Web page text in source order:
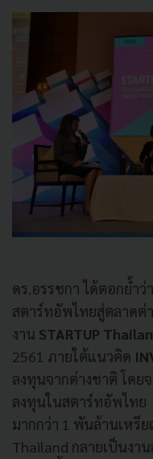
ดร.อรรชกา ได้ตอกย้ำ
สตาร์ทอัพไทยสู่ตลาดต่
งาน STARTUP
2561 ภายใต้แนวคิด
ลงทุนจากต่างชาติ โดย
ลงทุนในสตาร์ทอัพไทย
มากกว่า 1 พันล้านเหรี
Thailand กลายเป็นง